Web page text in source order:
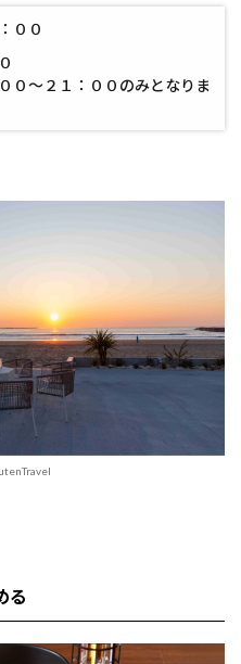
００
０〜２１：００のみとなりま
る